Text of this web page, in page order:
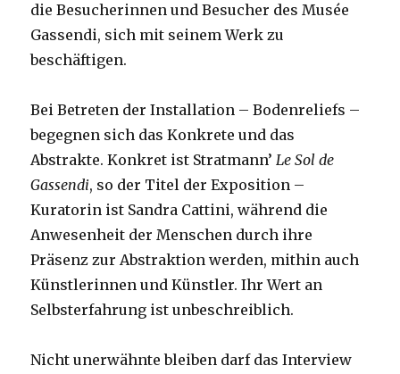
die Besucherinnen und Besucher des Musée
Gassendi, sich mit seinem Werk zu
beschäftigen.
Bei Betreten der Installation – Bodenreliefs –
begegnen sich das Konkrete und das
Abstrakte. Konkret ist Stratmann’Le Sol de
Gassendi, so der Titel der Exposition –
Kuratorin ist Sandra Cattini, während die
Anwesenheit der Menschen durch ihre
Präsenz zur Abstraktion werden, mithin auch
Künstlerinnen und Künstler. Ihr Wert an
Selbsterfahrung ist unbeschreiblich.
Nicht unerwähnte bleiben darf das Interview